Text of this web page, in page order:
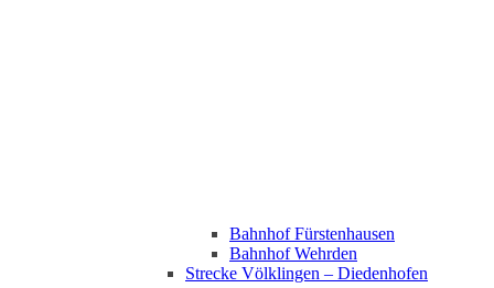
Bahnhof Fürstenhausen
Bahnhof Wehrden
Strecke Völklingen – Diedenhofen